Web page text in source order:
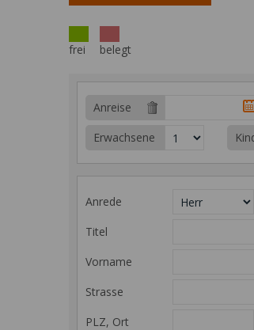
frei belegt
Anreise
Erwachsene
Anrede
Titel
Vorname
Strasse
PLZ, Ort